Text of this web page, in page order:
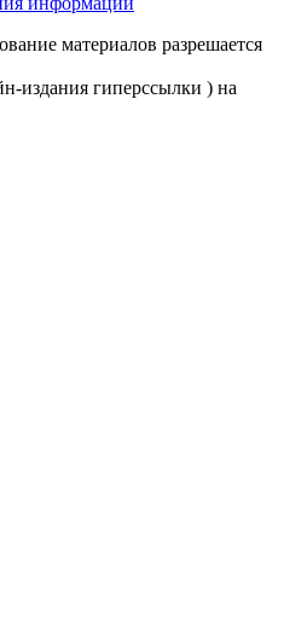
материалов разрешается
издания гиперссылки ) на